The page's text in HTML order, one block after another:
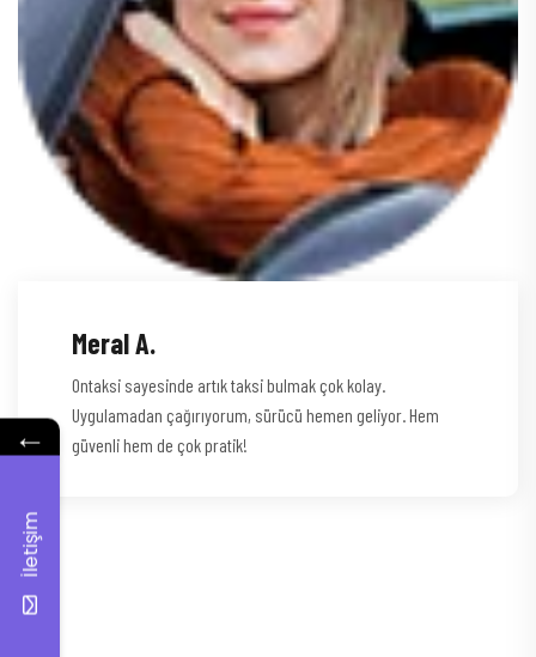
Meral A.
Ontaksi sayesinde artık taksi bulmak çok kolay.
Uygulamadan çağırıyorum, sürücü hemen geliyor. Hem
güvenli hem de çok pratik!
←
İletişim